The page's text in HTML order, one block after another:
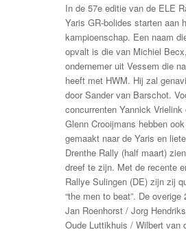
In de 57e editie van de ELE
Yaris GR-bolides starten aan
kampioenschap. Een naam
opvalt is die van Michiel
ondernemer uit Vessem die
heeft met HWM. Hij zal
door Sander van Barschot.
concurrenten Yannick Vrielink
Glenn Crooijmans hebben
gemaakt naar de Yaris en
Drenthe Rally (half maart)
dreef te zijn. Met de recente
Rallye Sulingen (DE) zijn zij
“the men to beat”. De
Jan Roenhorst / Jorg
Oude Luttikhuis / Wilbert van